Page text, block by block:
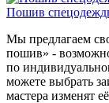
Пошив
Мы предлагаем
пошив» -
по
можете выбрать
мастера изменят